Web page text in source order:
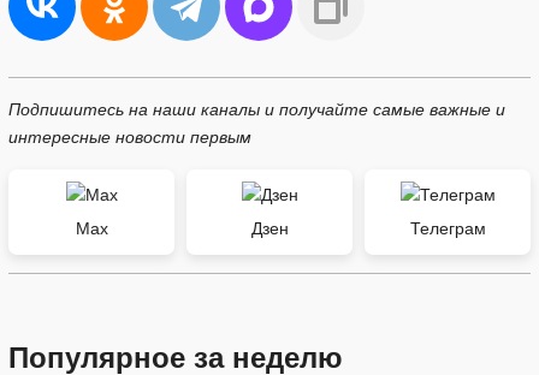
Подпишитесь на наши каналы и получайте самые важные и
интересные новости первым
Max Дзен Телеграм
Популярное за неделю